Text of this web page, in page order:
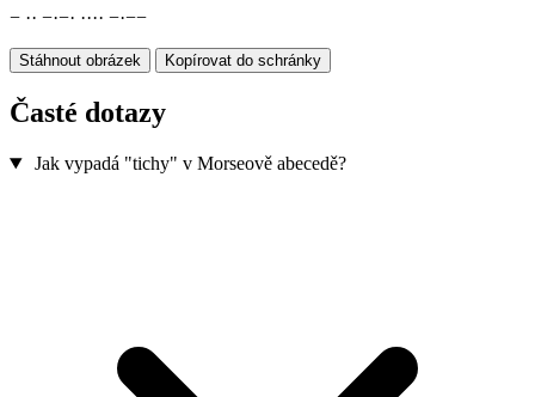
− ·· −·−· ···· −·−−
Stáhnout obrázek Kopírovat do schránky
Časté dotazy
Jak vypadá "tichy" v Morseově abecedě?